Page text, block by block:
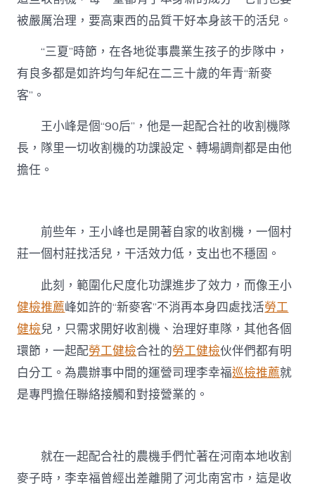
被嚴厲治理，要高東西的品質干好本身該干的活兒。
“三夏”時節，在各地從事農業生孩子的步隊中，
有良多都是如許均勻年紀在二三十歲的年青“新麥
客”。
王小峰是個“90后”，他是一起配合社的收割機隊
長，隊里一切收割機的功課設定、轉場調劑都是由他
擔任。
前些年，王小峰也是開著自家的收割機，一個村
莊一個村莊找活兒，干活效力低，支出也不穩固。
此刻，範圍化尺度化功課進步了效力，而像王小
健檢推薦峰如許的“新麥客”不消再本身四處找活勞工
健檢兒，只需求開好收割機、治理好車隊，其他各個
環節，一起配勞工健檢合社的勞工健檢伙伴們都有明
白分工。為農辦事中間的運營司理李幸福巡檢推薦就
是專門擔任聯絡接觸和對接營業的。
就在一起配合社的農機手們忙著在河南本地收割
麥子時，李幸福曾經出差離開了河北南宮市，這是收